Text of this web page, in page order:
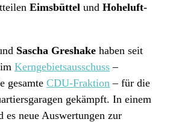
Eimsbüttel und Hoheluft-
Sascha Greshake haben seit
Kerngebietsausschuss –
gesamte CDU-Fraktion – für die
gekämpft. In einem
es neue Auswertungen zur